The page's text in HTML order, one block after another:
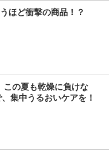
ほど衝撃の商品！？
この夏も乾燥に負けな
集中うるおいケアを！